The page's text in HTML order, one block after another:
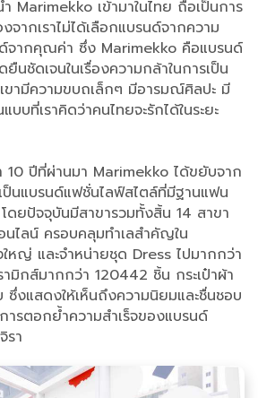
Marimekko เข้ามาในไทย ถือเป็นการ
ากเราไม่ได้เลือกแบรนด์จากความ
จากคุณค่า ซึ่ง Marimekko คือแบรนด์
นชัดเจนในเรื่องความกล้าในการเป็น
ขามีความขบถเล็กๆ มีอารมณ์ศิลปะ มี
บบที่เราคิดว่าคนไทยจะรักได้ในระยะ
10 ปีที่ผ่านมา Marimekko ได้ขยับจาก
ป็นแบรนด์แฟชั่นไลฟ์สไตล์ที่มีฐานแฟน
ดยปัจจุบันมีสาขารวมทั้งสิ้น 14 สาขา
ไลน์ ครอบคลุมทำเลสำคัญใน
ใหญ่ และจำหน่ายชุด Dress ไปมากกว่า
มิกส์มากกว่า 120442 ชิ้น กระเป๋าผ้า
ซึ่งแสดงให้เห็นถึงความนิยมและชื่นชอบ
ารตอกย้ำความสำเร็จของแบรนด์
รา